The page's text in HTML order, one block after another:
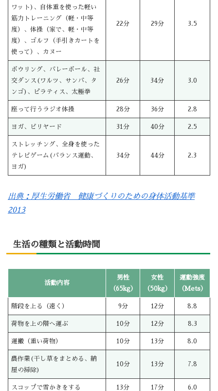
ワット)、自体重を使った軽い
筋力トレーニング（軽・中等
度）、体操（家で、軽・中等
度）、ゴルフ（手引きカートを
使って）、カヌー
22分 29分 3.5
ボウリング、バレーボール、社
交ダンス(ワルツ、サンバ、タ
ンゴ)、ピラティス、太極拳
26分 34分 3.0
座って行うラジオ体操 28分 36分 2.8
ヨガ、ビリヤード 31分 40分 2.5
ストレッチング、全身を使った
テレビゲーム(バランス運動、
ヨガ)
34分 44分 2.3
出典：厚生労働省 健康づくりのための身体活動基準
2013
生活の種類と活動時間
活動内容
男性
（65kg）
女性
（50kg）
運動強度
（Mets）
階段を上る（速く） 9分 12分 8.8
荷物を上の階へ運ぶ 10分 12分 8.3
運搬（重い荷物） 10分 13分 8.0
農作業(干し草をまとめる、納
屋の掃除)
10分 13分 7.8
スコップで雪かきをする 13分 17分 6.0